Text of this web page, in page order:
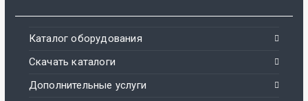
Каталог оборудования
Скачать каталоги
Дополнительные услуги